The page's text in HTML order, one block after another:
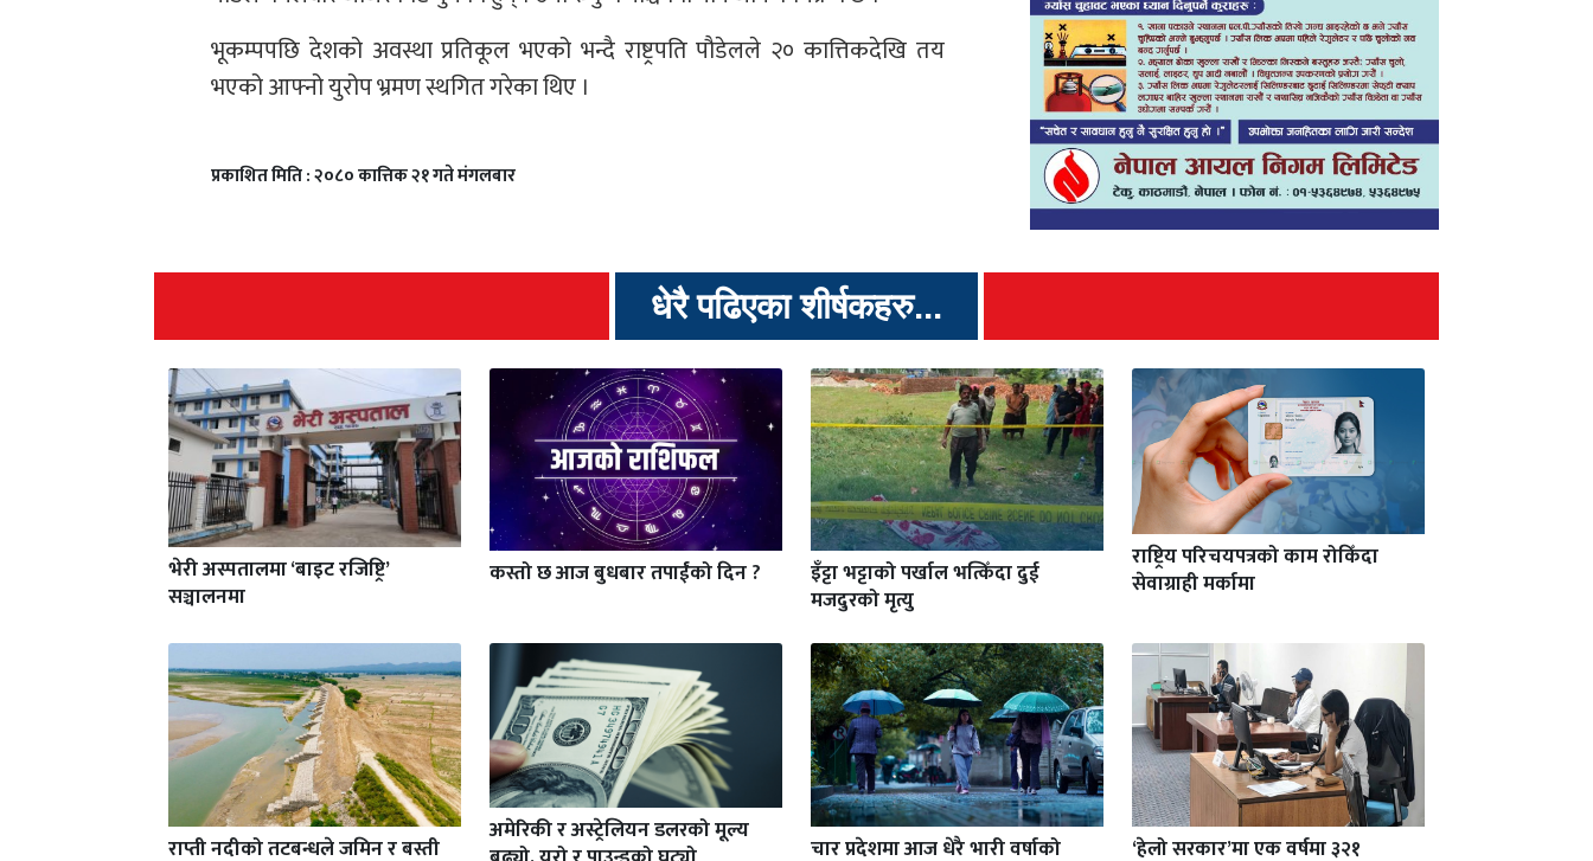
भूकम्पपछि देशको अवस्था प्रतिकूल भएको भन्दै राष्ट्रपति पौडेलले २० कात्तिकदेखि तय
भएको आफ्नो युरोप भ्रमण स्थगित गरेका थिए ।
प्रकाशित मिति : २०८० कात्तिक २१ गते मंगलबार
धेरै पढिएका शीर्षकहरु...
भेरी अस्पतालमा ‘बाइट रजिष्ट्रि’
सञ्चालनमा
कस्तो छ आज बुधबार तपाईंको दिन ?
इँट्टा भट्टाको पर्खाल भत्किँदा दुई
मजदुरको मृत्यु
राष्ट्रिय परिचयपत्रको काम रोकिँदा
सेवाग्राही मर्कामा
राप्ती नदीको तटबन्धले जमिन र बस्ती
अमेरिकी र अस्ट्रेलियन डलरको मूल्य
चार प्रदेशमा आज धेरै भारी वर्षाको
‘हेलो सरकार’मा एक वर्षमा ३२१